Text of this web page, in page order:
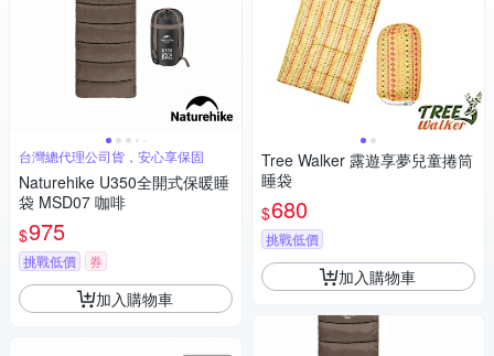
台灣總代理公司貨，安心享保固
Naturehike U350全開式保暖睡
袋 MSD07 咖啡
$975
挑戰低價 券
加入購物車
Tree Walker 露遊享夢兒童捲筒
睡袋
$680
挑戰低價
加入購物車